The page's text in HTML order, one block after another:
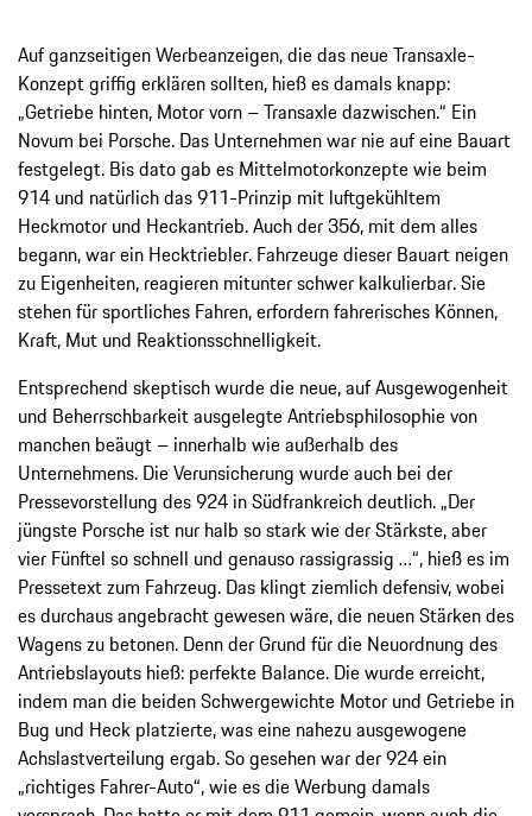
Auf ganzseitigen Werbeanzeigen, die das neue Transaxle-
Konzept griffig erklären sollten, hieß es damals knapp:
„Getriebe hinten, Motor vorn – Transaxle dazwischen.“ Ein
Novum bei Porsche. Das Unternehmen war nie auf eine Bauart
festgelegt. Bis dato gab es Mittelmotorkonzepte wie beim
914 und natürlich das 911-Prinzip mit luftgekühltem
Heckmotor und Heckantrieb. Auch der 356, mit dem alles
begann, war ein Hecktriebler. Fahrzeuge dieser Bauart neigen
zu Eigenheiten, reagieren mitunter schwer kalkulierbar. Sie
stehen für sportliches Fahren, erfordern fahrerisches Können,
Kraft, Mut und Reaktionsschnelligkeit.
Entsprechend skeptisch wurde die neue, auf Ausgewogenheit
und Beherrschbarkeit ausgelegte Antriebsphilosophie von
manchen beäugt – innerhalb wie außerhalb des
Unternehmens. Die Verunsicherung wurde auch bei der
Pressevorstellung des 924 in Südfrankreich deutlich. „Der
jüngste Porsche ist nur halb so stark wie der Stärkste, aber
vier Fünftel so schnell und genauso rassigrassig …“, hieß es im
Pressetext zum Fahrzeug. Das klingt ziemlich defensiv, wobei
es durchaus angebracht gewesen wäre, die neuen Stärken des
Wagens zu betonen. Denn der Grund für die Neuordnung des
Antriebslayouts hieß: perfekte Balance. Die wurde erreicht,
indem man die beiden Schwergewichte Motor und Getriebe in
Bug und Heck platzierte, was eine nahezu ausgewogene
Achslastverteilung ergab. So gesehen war der 924 ein
„richtiges Fahrer-Auto“, wie es die Werbung damals